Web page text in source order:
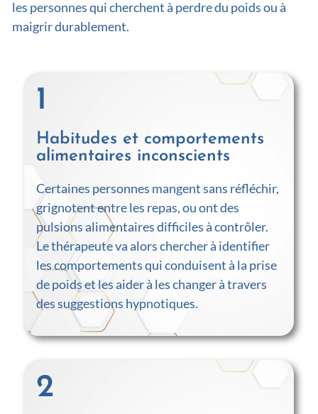
les personnes qui cherchent à perdre du poids ou à
maigrir durablement.
1
Habitudes et comportements
alimentaires inconscients
Certaines personnes mangent sans réfléchir,
grignotent entre les repas, ou ont des
pulsions alimentaires difficiles à contrôler.
Le thérapeute va alors chercher à identifier
les comportements qui conduisent à la prise
de poids et les aider à les changer à travers
des suggestions hypnotiques.
2